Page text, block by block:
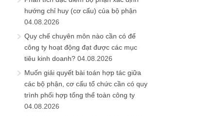
hướng chỉ huy (cơ cấu) của bộ phận
04.08.2026
Quy chế chuyên môn nào cần có để
công ty hoạt động đạt được các mục
tiêu kinh doanh? 04.08.2026
Muốn giải quyết bài toán hợp tác giữa
các bộ phận, cơ cấu tổ chức cần có quy
trình phối hợp tổng thể toàn công ty
04.08.2026